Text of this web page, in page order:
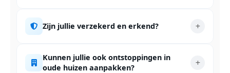
Zijn jullie verzekerd en erkend?
Kunnen jullie ook ontstoppingen in
oude huizen aanpakken?